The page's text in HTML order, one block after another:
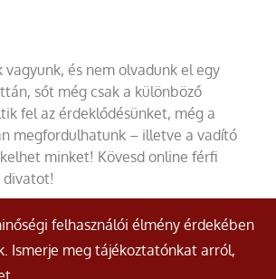
és nem olvadunk el egy
sőt még csak a különböző
fel az érdeklődésünket, még a
megfordulhatunk – illetve a vadító
minket! Kövesd online férfi
divatot!
felhasználói élmény érdekében
Ismerje meg tájékoztatónkat arról,